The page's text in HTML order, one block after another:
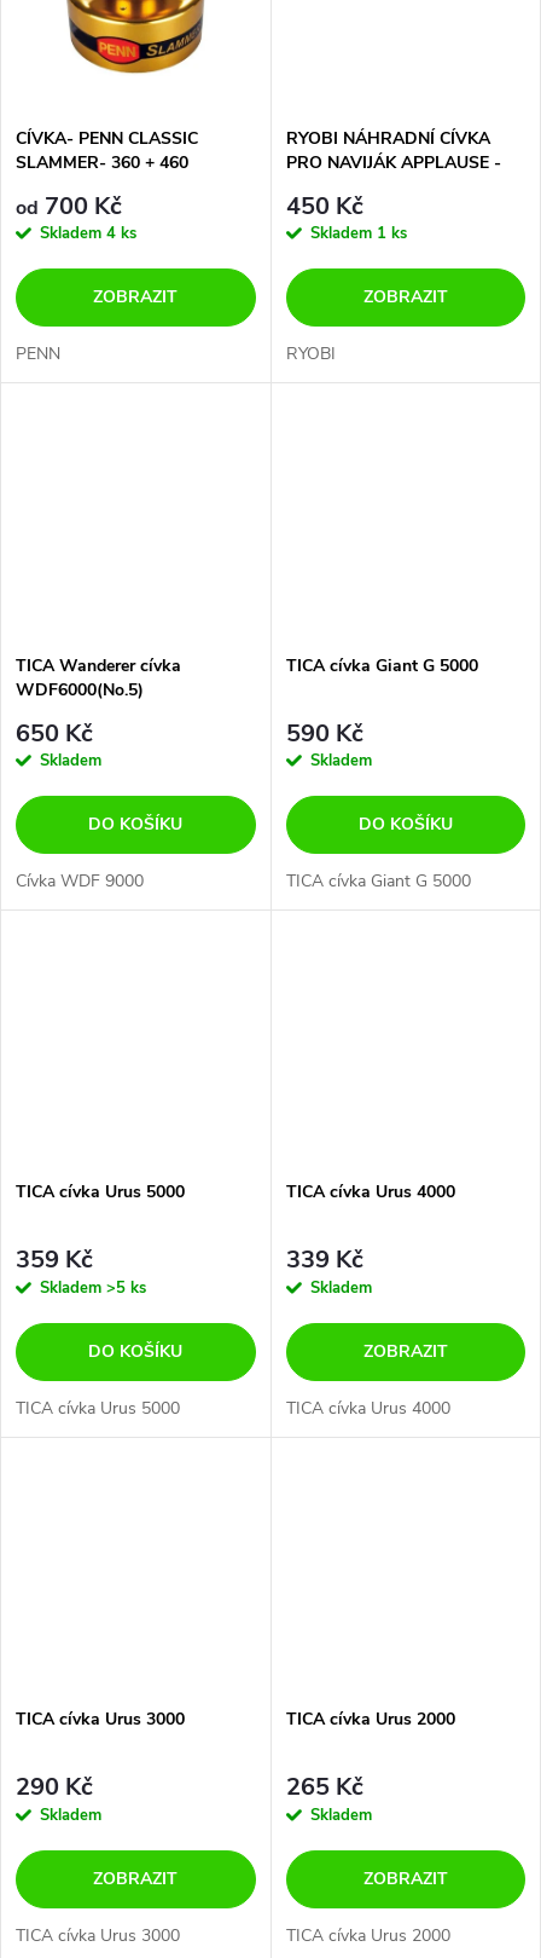
CÍVKA- PENN CLASSIC
SLAMMER- 360 + 460
od 700 Kč
Skladem 4 ks
ZOBRAZIT
PENN
RYOBI NÁHRADNÍ CÍVKA
PRO NAVIJÁK APPLAUSE -
450 Kč
Skladem 1 ks
ZOBRAZIT
RYOBI
TICA Wanderer cívka
WDF6000(No.5)
650 Kč
Skladem
DO KOŠÍKU
Cívka WDF 9000
TICA cívka Giant G 5000
590 Kč
Skladem
DO KOŠÍKU
TICA cívka Giant G 5000
TICA cívka Urus 5000
359 Kč
Skladem >5 ks
DO KOŠÍKU
TICA cívka Urus 5000
TICA cívka Urus 4000
339 Kč
Skladem
ZOBRAZIT
TICA cívka Urus 4000
TICA cívka Urus 3000
290 Kč
Skladem
ZOBRAZIT
TICA cívka Urus 3000
TICA cívka Urus 2000
265 Kč
Skladem
ZOBRAZIT
TICA cívka Urus 2000